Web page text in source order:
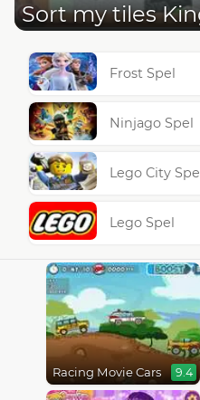
Frost Spel
Ninjago Spel
Lego City Spel
Lego Spel
Racing Movie Cars 9.4